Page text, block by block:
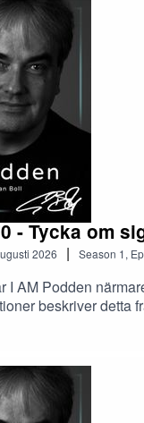
- Tycka om
2026 | Season 1,
I AM Podden
beskriver detta